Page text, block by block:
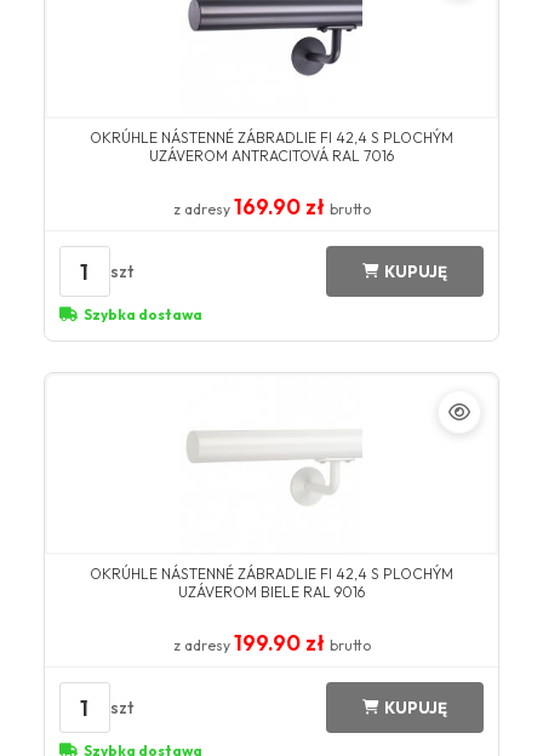
OKRÚHLE NÁSTENNÉ ZÁBRADLIE FI 42,4 S PLOCHÝM
UZÁVEROM ANTRACITOVÁ RAL 7016
z adresy 169.90 zł brutto
1 szt KUPUJĘ
Szybka dostawa
OKRÚHLE NÁSTENNÉ ZÁBRADLIE FI 42,4 S PLOCHÝM
UZÁVEROM BIELE RAL 9016
z adresy 199.90 zł brutto
1 szt KUPUJĘ
Szybka dostawa